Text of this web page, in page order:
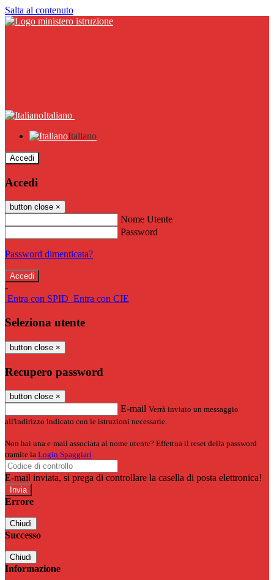
Salta al contenuto
Italiano
Italiano
Accedi
Accedi
button close ×
Nome Utente
Password
Password dimenticata?
-
Entra con SPID Entra con CIE
Seleziona utente
button close ×
Recupero password
button close ×
E-mail Verrà inviato un messaggio
all'indirizzo indicato con le istruzioni necessarie.
Non hai una e-mail associata al nome utente? Effettua il reset della password
tramite la Login Spaggiari
E-mail inviata, si prega di controllare la casella di posta elettronica!
Errore
Chiudi
Successo
Chiudi
Informazione